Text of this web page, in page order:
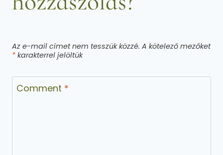
Az e-mail címet nem tesszük közzé. A kötelező mezőket
* karakterrel jelöltük
Comment *